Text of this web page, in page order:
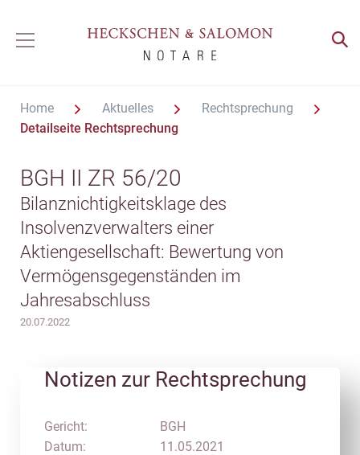
Home Aktuelles
Rechtsprechung
Detailseite Rechtsprechung
BGH II ZR 56/20
Bilanznichtigkeitsklage des
Insolvenzverwalters einer
Aktiengesellschaft: Bewertung von
Vermögensgegenständen im
Jahresabschluss
20.07.2022
Notizen zur Rechtsprechung
Gericht:
Datum:
BGH
11.05.2021